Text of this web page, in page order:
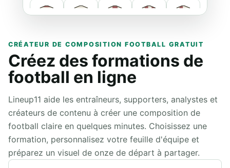
Primaire
Secondaire
CRÉATEUR DE COMPOSITION FOOTBALL GRATUIT
Créez des formations de
football en ligne
Lineup11 aide les entraîneurs, supporters, analystes et
créateurs de contenu à créer une composition de
football claire en quelques minutes. Choisissez une
formation, personnalisez votre feuille d'équipe et
préparez un visuel de onze de départ à partager.